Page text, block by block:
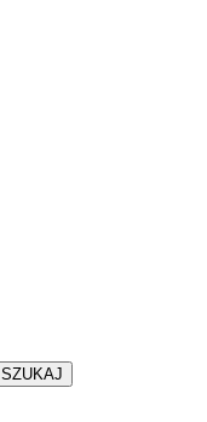
SZUKAJ